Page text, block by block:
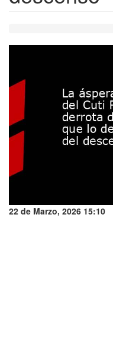
22 de Marzo, 2026 15:10